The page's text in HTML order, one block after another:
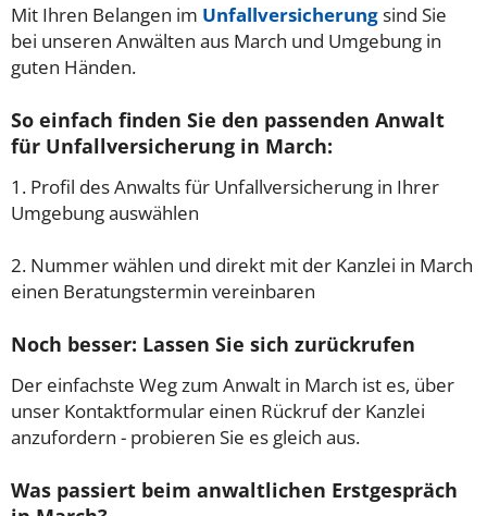
Mit Ihren Belangen im Unfallversicherungsind Sie
bei unseren Anwälten aus March und Umgebung in
guten Händen.
So einfach finden Sie den passenden Anwalt
für Unfallversicherung in March:
1. Profil des Anwalts für Unfallversicherung in Ihrer
Umgebung auswählen
2. Nummer wählen und direkt mit der Kanzlei in March
einen Beratungstermin vereinbaren
Noch besser: Lassen Sie sich zurückrufen
Der einfachste Weg zum Anwalt in March ist es, über
unser Kontaktformular einen Rückruf der Kanzlei
anzufordern - probieren Sie es gleich aus.
Was passiert beim anwaltlichen Erstgespräch